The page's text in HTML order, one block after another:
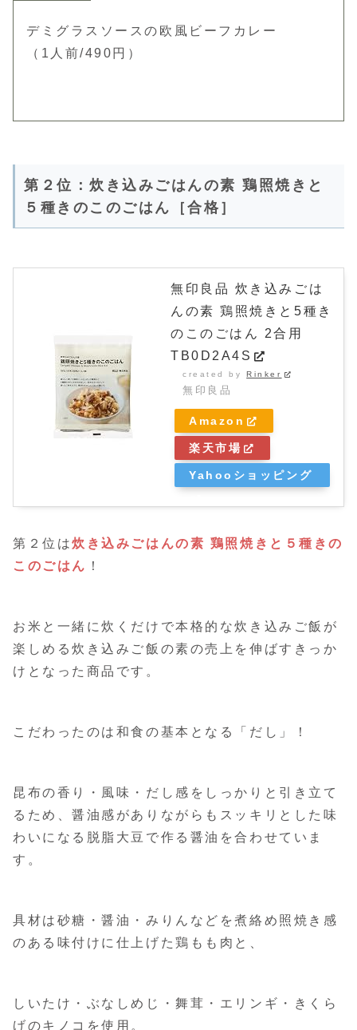
デミグラスソースの欧風ビーフカレー
（1人前/490円）
第２位：炊き込みごはんの素 鶏照焼きと
５種きのこのごはん［合格］
無印良品 炊き込みごは
んの素 鶏照焼きと5種き
のこのごはん 2合用
TB0D2A4S
created byRinker
無印良品
Amazon
楽天市場
Yahooショッピング
第２位は炊き込みごはんの素 鶏照焼きと５種きの
このごはん ！
お米と一緒に炊くだけで本格的な炊き込みご飯が
楽しめる炊き込みご飯の素の売上を伸ばすきっか
けとなった商品です。
こだわったのは和食の基本となる「だし」！
昆布の香り・風味・だし感をしっかりと引き立て
るため、醤油感がありながらもスッキリとした味
わいになる脱脂大豆で作る醤油を合わせていま
す。
具材は砂糖・醤油・みりんなどを煮絡め照焼き感
のある味付けに仕上げた鶏もも肉と、
しいたけ・ぶなしめじ・舞茸・エリンギ・きくら
げのキノコを使用。